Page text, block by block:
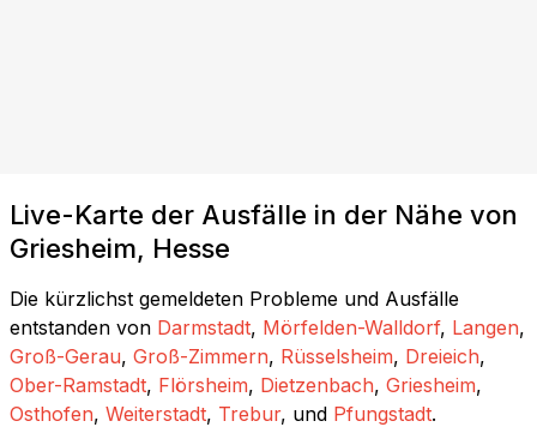
Live-Karte der Ausfälle in der Nähe von
Griesheim, Hesse
Die kürzlichst gemeldeten Probleme und Ausfälle
entstanden von Darmstadt, Mörfelden-Walldorf, Langen,
Groß-Gerau, Groß-Zimmern, Rüsselsheim, Dreieich,
Ober-Ramstadt, Flörsheim, Dietzenbach, Griesheim,
Osthofen, Weiterstadt, Trebur, und Pfungstadt.